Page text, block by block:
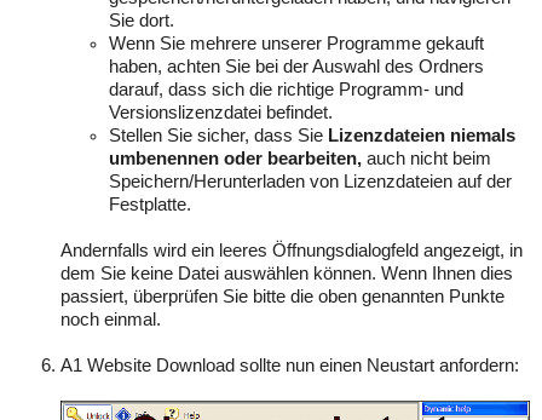
Sie dort.
Wenn Sie mehrere unserer Programme gekauft
haben, achten Sie bei der Auswahl des Ordners
darauf, dass sich die richtige Programm- und
Versionslizenzdatei befindet.
Stellen Sie sicher, dass Sie Lizenzdateien niemals
umbenennen oder bearbeiten, auch nicht beim
Speichern/Herunterladen von Lizenzdateien auf der
Festplatte.
Andernfalls wird ein leeres Öffnungsdialogfeld angezeigt, in
dem Sie keine Datei auswählen können. Wenn Ihnen dies
passiert, überprüfen Sie bitte die oben genannten Punkte
noch einmal.
A1 Website Download sollte nun einen Neustart anfordern: